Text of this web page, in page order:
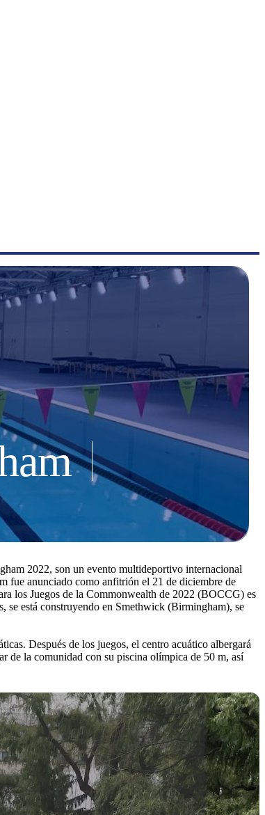
2022, son un evento multideportivo internacional
fue anunciado como anfitrión el 21 de diciembre de
los Juegos de la Commonwealth de 2022 (BOCCG) es
se está construyendo en Smethwick (Birmingham), se
Después de los juegos, el centro acuático albergará
de la comunidad con su piscina olímpica de 50 m, así